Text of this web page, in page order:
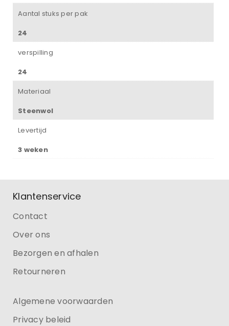
Aantal stuks per pak
24
verspilling
24
Materiaal
Steenwol
Levertijd
3 weken
Klantenservice
Contact
Over ons
Bezorgen en afhalen
Retourneren
Algemene voorwaarden
Privacy beleid